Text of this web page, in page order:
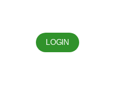
LOGIN